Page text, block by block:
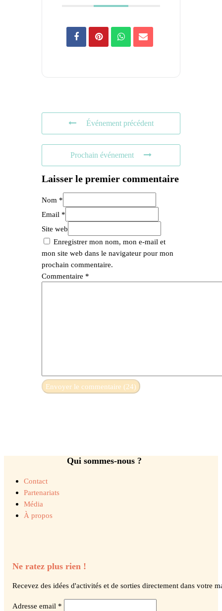
Événement précédent
Prochain événement
Laisser le premier commentaire
Nom *
Email *
Site web
Enregistrer mon nom, mon e-mail et
mon site web dans le navigateur pour mon
prochain commentaire.
Commentaire *
Qui sommes-nous ?
Contact
Partenariats
Média
À propos
Ne ratez plus rien !
Recevez des idées d'activités et de sorties directement dans votre
Adresse email *